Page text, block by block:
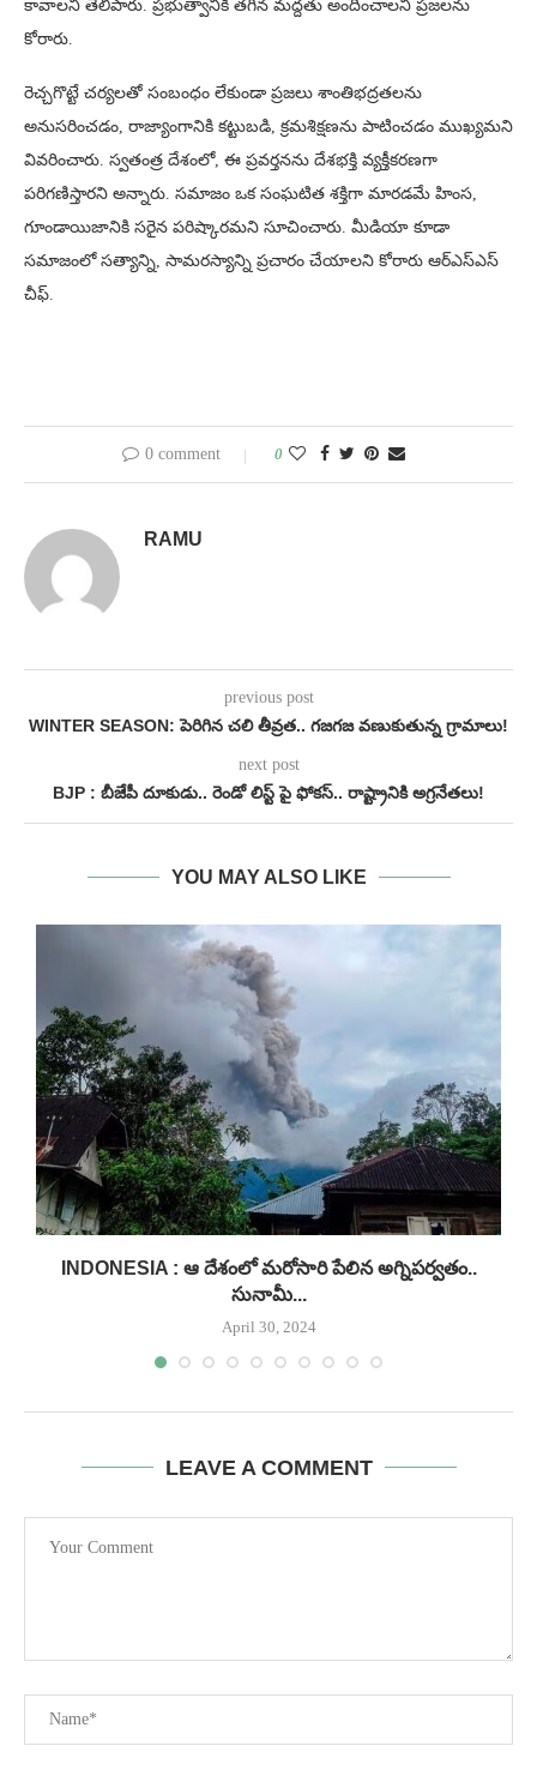
కావాలని తెలిపారు. ప్రభుత్వానికి తగిన మద్దతు అందించాలని ప్రజలను
కోరారు.
రెచ్చగొట్టే చర్యలతో సంబంధం లేకుండా ప్రజలు శాంతిభద్రతలను
అనుసరించడం, రాజ్యాంగానికి కట్టుబడి, క్రమశిక్షణను పాటించడం ముఖ్యమని
వివరించారు. స్వతంత్ర దేశంలో, ఈ ప్రవర్తనను దేశభక్తి వ్యక్తీకరణగా
పరిగణిస్తారని అన్నారు. సమాజం ఒక సంఘటిత శక్తిగా మారడమే హింస,
గూండాయిజానికి సరైన పరిష్కారమని సూచించారు. మీడియా కూడా
సమాజంలో సత్యాన్ని, సామరస్యాన్ని ప్రచారం చేయాలని కోరారు ఆర్ఎస్ఎస్
చీఫ్.
0 comment 0
RAMU
previous post
WINTER SEASON: పెరిగిన చలి తీవ్రత.. గజగజ వణుకుతున్న గ్రామాలు!
next post
BJP : బీజేపీ దూకుడు.. రెండో లిస్ట్ పై ఫోకస్.. రాష్ట్రానికి అగ్రనేతలు!
YOU MAY ALSO LIKE
INDONESIA : ఆ దేశంలో మరోసారి పేలిన అగ్నిపర్వతం..
సునామీ...
April 30, 2024
LEAVE A COMMENT